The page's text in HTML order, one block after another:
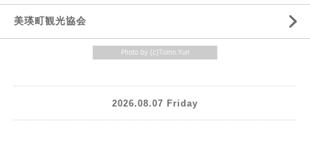
美瑛町観光協会
2026.08.07 Friday